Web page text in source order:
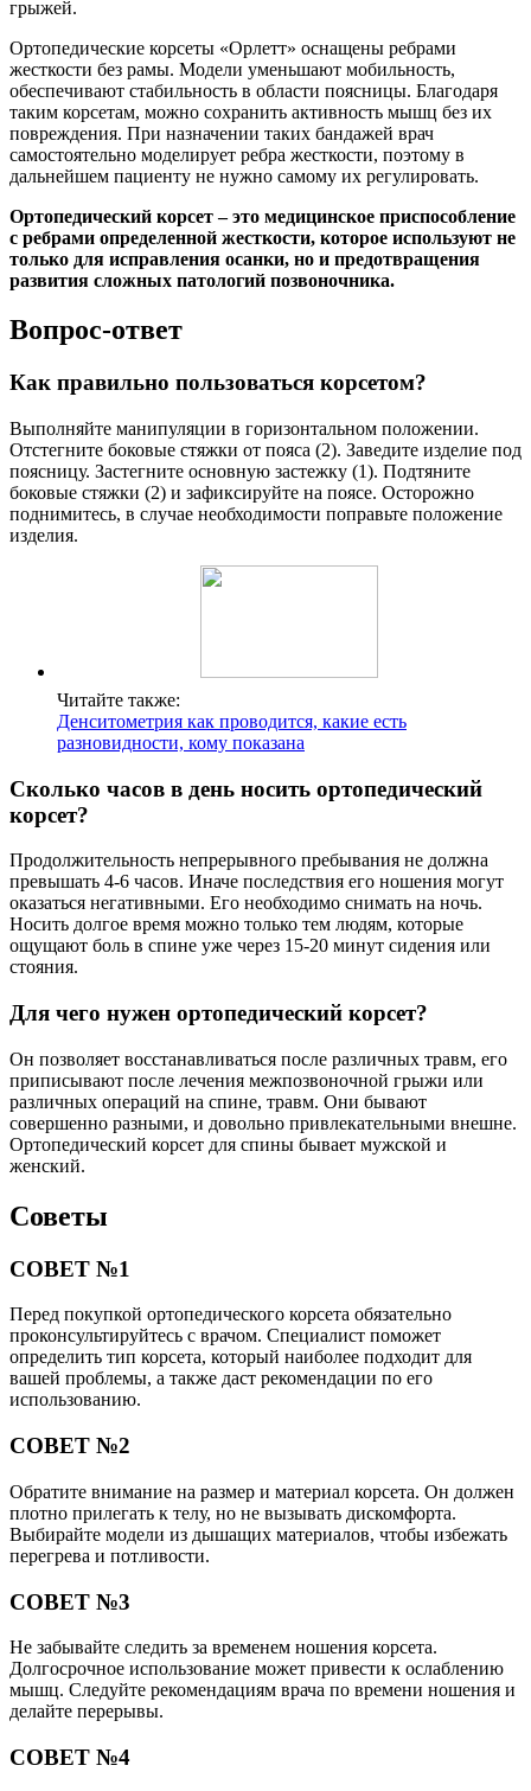
грыжей.
Ортопедические корсеты «Орлетт» оснащены ребрами
жесткости без рамы. Модели уменьшают мобильность,
обеспечивают стабильность в области поясницы. Благодаря
таким корсетам, можно сохранить активность мышц без их
повреждения. При назначении таких бандажей врач
самостоятельно моделирует ребра жесткости, поэтому в
дальнейшем пациенту не нужно самому их регулировать.
Ортопедический корсет – это медицинское приспособление
с ребрами определенной жесткости, которое используют не
только для исправления осанки, но и предотвращения
развития сложных патологий позвоночника.
Вопрос-ответ
Как правильно пользоваться корсетом?
Выполняйте манипуляции в горизонтальном положении.
Отстегните боковые стяжки от пояса (2). Заведите изделие под
поясницу. Застегните основную застежку (1). Подтяните
боковые стяжки (2) и зафиксируйте на поясе. Осторожно
поднимитесь, в случае необходимости поправьте положение
изделия.
Читайте также:
Денситометрия как проводится, какие есть
разновидности, кому показана
Сколько часов в день носить ортопедический
корсет?
Продолжительность непрерывного пребывания не должна
превышать 4-6 часов. Иначе последствия его ношения могут
оказаться негативными. Его необходимо снимать на ночь.
Носить долгое время можно только тем людям, которые
ощущают боль в спине уже через 15-20 минут сидения или
стояния.
Для чего нужен ортопедический корсет?
Он позволяет восстанавливаться после различных травм, его
приписывают после лечения межпозвоночной грыжи или
различных операций на спине, травм. Они бывают
совершенно разными, и довольно привлекательными внешне.
Ортопедический корсет для спины бывает мужской и
женский.
Советы
СОВЕТ №1
Перед покупкой ортопедического корсета обязательно
проконсультируйтесь с врачом. Специалист поможет
определить тип корсета, который наиболее подходит для
вашей проблемы, а также даст рекомендации по его
использованию.
СОВЕТ №2
Обратите внимание на размер и материал корсета. Он должен
плотно прилегать к телу, но не вызывать дискомфорта.
Выбирайте модели из дышащих материалов, чтобы избежать
перегрева и потливости.
СОВЕТ №3
Не забывайте следить за временем ношения корсета.
Долгосрочное использование может привести к ослаблению
мышц. Следуйте рекомендациям врача по времени ношения и
делайте перерывы.
СОВЕТ №4